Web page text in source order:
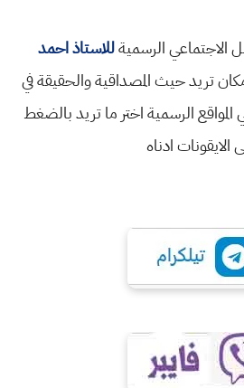
الاجتماعي الرسميةللاستاذ احمد
تريد حيث المصداقية والحقيقة في
الرسمية اختر ما تريد بالضغط
الايقونات ادناه